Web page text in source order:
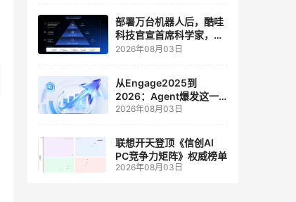
部署万台机器人后，酷哇
科技官宣首席科学家，要
让世界模型交付生产力
2026年08月03日
从Engage2025到
2026：Agent爆发这一
年，AI CRM 走到哪了
2026年08月03日
联想开天登顶《信创AI
PC竞争力矩阵》权威榜单
2026年08月03日